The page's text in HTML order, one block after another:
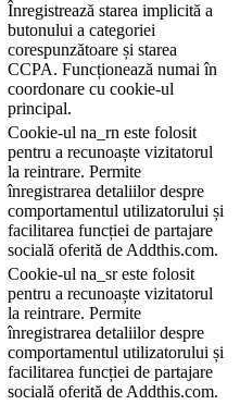
Înregistrează starea implicită a
butonului a categoriei
corespunzătoare și starea
CCPA. Funcționează numai în
coordonare cu cookie-ul
principal.
Cookie-ul na_rn este folosit
pentru a recunoaște vizitatorul
la reintrare. Permite
înregistrarea detaliilor despre
comportamentul utilizatorului și
facilitarea funcției de partajare
socială oferită de Addthis.com.
Cookie-ul na_sr este folosit
pentru a recunoaște vizitatorul
la reintrare. Permite
înregistrarea detaliilor despre
comportamentul utilizatorului și
facilitarea funcției de partajare
socială oferită de Addthis.com.